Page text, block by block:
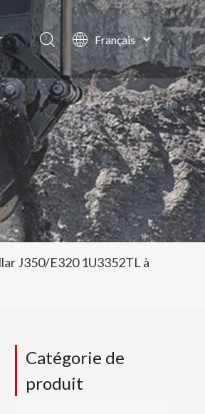
Français
English
العربية
Pусский
Español
Português
J350/E320 1U3352TL à
Catégorie de
produit